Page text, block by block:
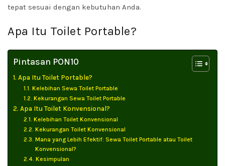
tepat sesuai dengan kebutuhan Anda.
Apa Itu Toilet Portable?
Pintasan PON10
Apa Itu Toilet Portable?
Kelebihan Sewa Toilet Portable
Kekurangan Sewa Toilet Portable
Apa Itu Toilet Konvensional?
Kelebihan Toilet Konvensional
Kekurangan Toilet Konvensional
Mana yang Lebih Efektif: Sewa Toilet Portable atau Toilet
Konvensional?
Kesimpulan